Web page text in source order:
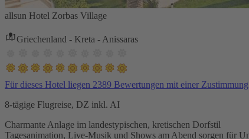
allsun Hotel Zorbas Village
Griechenland - Kreta - Anissaras
Für dieses Hotel liegen 2389 Bewertungen mit einer
8-tägige Flugreise, DZ inkl. AI
Charmante Anlage im landestypischen, kretischen Dorfstil
Tagesanimation, Live-Musik und Shows am Abend sorgen für